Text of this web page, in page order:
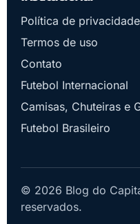
Política de privacidade
Termos de uso
Contato
Futebol Internacional
Camisas, Chuteiras e
Futebol Brasileiro
© 2026 Blog do
reservados.